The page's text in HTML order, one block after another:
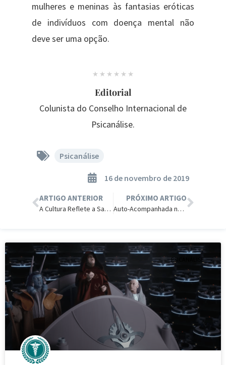
mulheres e meninas às fantasias eróticas
de indivíduos com doença mental não
deve ser uma opção.
Editorial
Colunista do Conselho Internacional de
Psicanálise.
Psicanálise
16 de novembro de 2019
ARTIGO ANTERIOR
A Cultura Reflete a Saúde Mental.
PRÓXIMO ARTIGO
Auto-Acompanhada não Resolve Solidão.
PSICANÁLISE